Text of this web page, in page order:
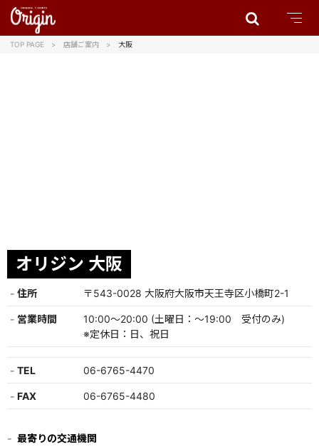
TOP PAGE 店舗ご案内 大阪
オリジン 大阪
住所 〒543-0028 大阪府大阪市天王寺区小橋町2-1
営業時間
10:00～20:00 (土曜日：～19:00 受付のみ)
※定休日：日、祝日
TEL 06-6765-4470
FAX 06-6765-4480
最寄りの交通機関